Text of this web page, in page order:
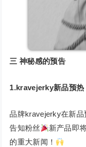
三 神秘感的预告
1.kravejerky新品预热
品牌kravejerky在新
告知粉丝
新产品即
的重大新闻！